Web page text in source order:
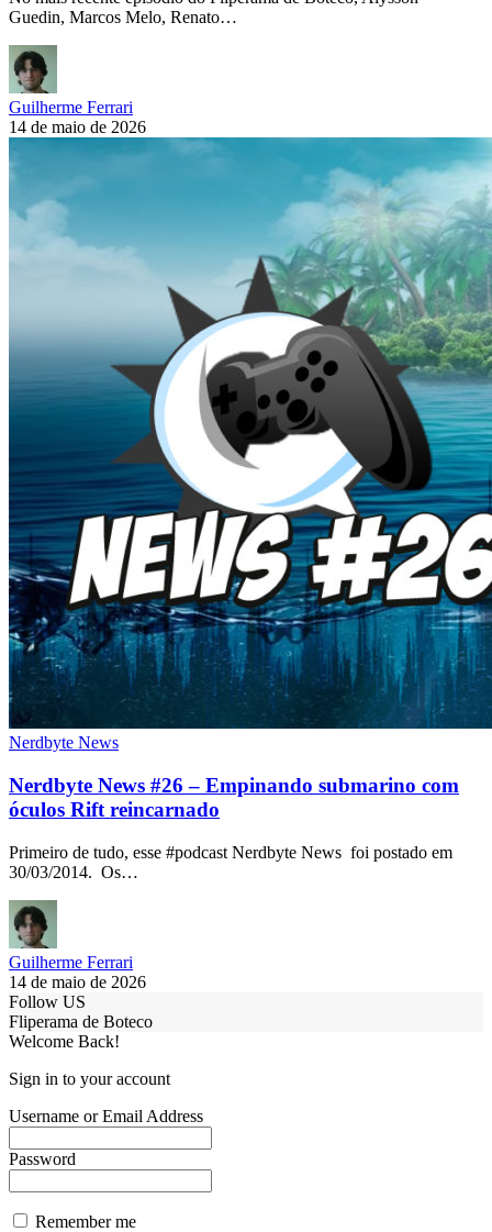
Guedin, Marcos Melo, Renato…
Guilherme Ferrari
14 de maio de 2026
Nerdbyte News
Nerdbyte News #26 – Empinando submarino com
óculos Rift reincarnado
Primeiro de tudo, esse #podcast Nerdbyte News foi postado em
30/03/2014. Os…
Guilherme Ferrari
14 de maio de 2026
Follow US
Fliperama de Boteco
Welcome Back!
Sign in to your account
Username or Email Address
Password
Remember me